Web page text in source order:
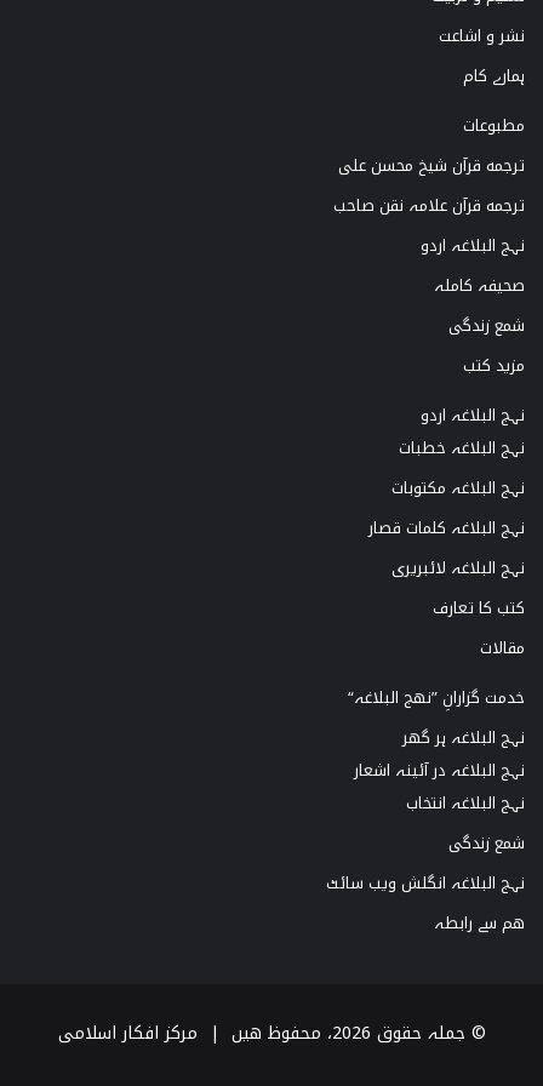
نشر و اشاعت
ہمارے کام
مطبوعات
ترجمه قرآن شیخ محسن علی
ترجمه قرآن علامہ نقن صاحب
نہج البلاغہ اردو
صحیفہ کاملہ
شمع زندگی
مزید کتب
نہج البلاغہ اردو
نہج البلاغہ خطبات
نہج البلاغہ مکتوبات
نہج البلاغہ کلمات قصار
نہج البلاغہ لائبریری
کتب کا تعارف
مقالات
خدمت گزارانِ ”نھج البلاغہ“
نہج البلاغہ ہر گھر
نہج البلاغہ در آئینہ اشعار
نہج البلاغہ انتخاب
شمع زندگی
نہج البلاغہ انگلش ویب سائٹ
ھم سے رابطہ
© جملہ حقوق 2026، محفوظ ھیں | مرکز افکار اسلامی